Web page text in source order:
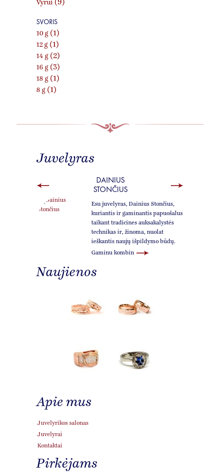
Vyrui (9)
SVORIS
10 g (1)
12 g (1)
14 g (2)
16 g (3)
18 g (1)
8 g (1)
Juvelyras
DAINIUS
STONČIUS
Esu juvelyras, Dainius Stončius,
kuriantis ir gaminantis papuošalus
taikant tradicines auksakalystės
technikas ir, žinoma, nuolat
ieškantis naujų išpildymo būdų.
Gaminu kombin
Naujienos
Apie mus
Juvelyrikos salonas
Juvelyrai
Kontaktai
Pirkėjams